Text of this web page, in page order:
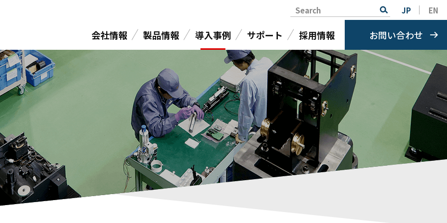
Search JP EN
会社情報 製品情報 導入事例 サポート 採用情報 お問い合わせ